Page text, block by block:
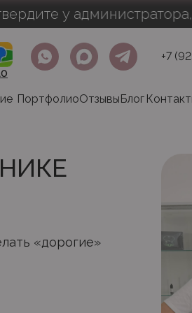
администратора, иначе
ПортфолиоОтзывыБлог
+7
«дорогие»